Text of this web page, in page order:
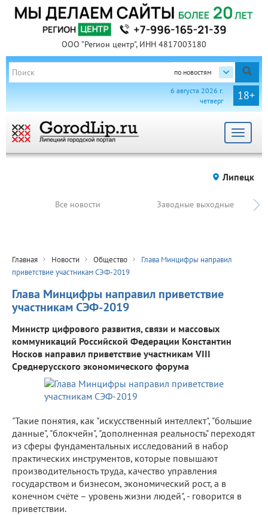
ООО "Регион центр", ИНН 4817003180
по новостям
18+
6 августа 2026 г.
четверг
Toggle
Липецк
Все новости Заводные выходные
Главная Новости Общество
Глава Минцифры направил
приветствие участникам СЭФ-2019
Глава Минцифры направил приветствие
участникам СЭФ-2019
Министр цифрового развития, связи и массовых
коммуникаций Российской Федерации Константин
Носков направил приветствие участникам VIII
Среднерусского экономического форума
"Такие понятия, как "искусственный интеллект", "большие
данные", "блокчейн", "дополненная реальность" переходят
из сферы фундаментальных исследований в набор
практических инструментов, которые повышают
производительность труда, качество управления
государством и бизнесом, экономический рост, а в
конечном счёте – уровень жизни людей", - говорится в
приветствии.